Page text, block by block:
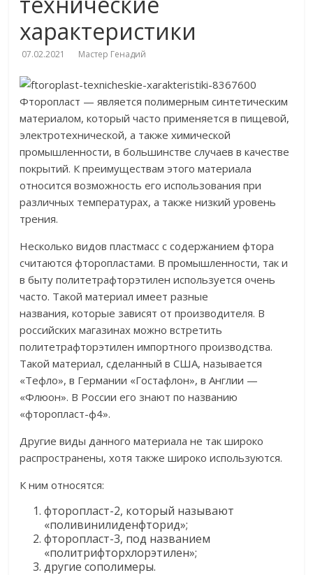
характеристики
07.02.2021 Мастер Генадий
Фторопласт — является полимерным синтетическим
материалом, который часто применяется в пищевой,
электротехнической, а также химической
промышленности, в большинстве случаев в качестве
покрытий. К преимуществам этого материала
относится возможность его использования при
различных температурах, а также низкий уровень
трения.
Несколько видов пластмасс с содержанием фтора
считаются фторопластами. В промышленности, так и
в быту политетрафторэтилен используется очень
часто. Такой материал имеет разные
названия, которые зависят от производителя. В
российских магазинах можно встретить
политетрафторэтилен импортного производства.
Такой материал, сделанный в США, называется
«Тефло», в Германии «Гостафлон», в Англии —
«Флюон». В России его знают по названию
«фторопласт-ф4».
Другие виды данного материала не так широко
распространены, хотя также широко используются.
К ним относятся:
фторопласт-2, который называют
«поливинилиденфторид»;
фторопласт-3, под названием
«политрифторхлорэтилен»;
другие сополимеры.